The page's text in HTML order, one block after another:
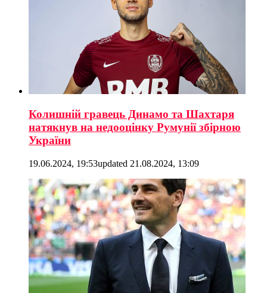
Колишній гравець Динамо та Шахтаря
натякнув на недооцінку Румунії збірною
України
19.06.2024, 19:53updated 21.08.2024, 13:09